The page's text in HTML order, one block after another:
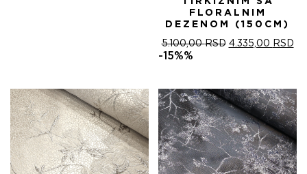
FLORALNIM
DEZENOM (150CM)
5.100,00RSD ОРИГИНАЛНА
5.100,00 RSD.
4.335,00 RSD
-15%%